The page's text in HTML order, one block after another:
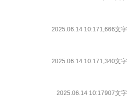
2025.06.14 10:171,666文字
2025.06.14 10:171,340文字
2025.06.14 10:17907文字